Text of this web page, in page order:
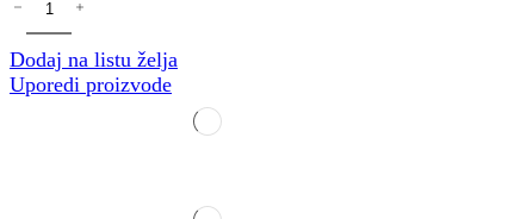
Dodaj na listu želja
Uporedi proizvode